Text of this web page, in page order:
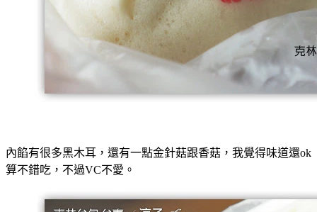
內餡有很多黑木耳，還有一點金針菇跟香菇，我覺得味道還ok
算不錯吃，不過VC不愛。